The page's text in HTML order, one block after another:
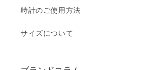
時計のご使用方法
サイズについて